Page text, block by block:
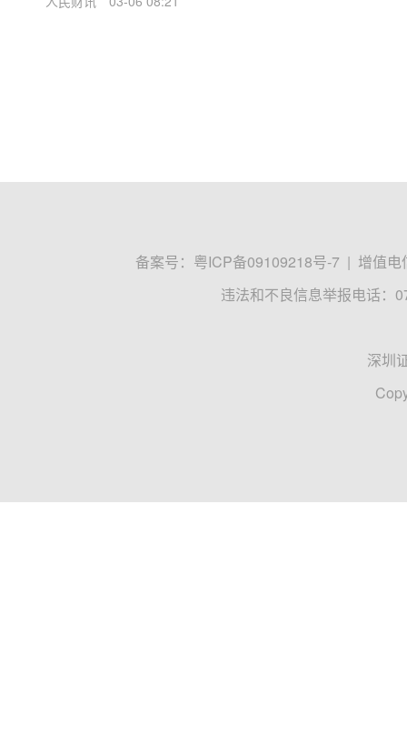
备案号： 粤ICP备09109218号-7 | 增值电
违法和不良信息举报电话：
深圳